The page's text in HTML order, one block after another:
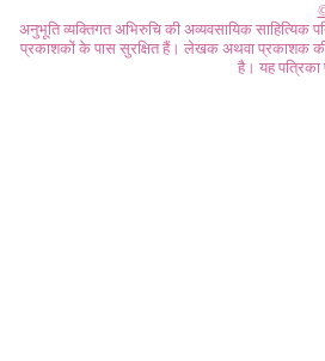
अनुभूति व्यक्तिगत अभिरुचि की अव्यवसायिक
प्रकाशकों के पास सुरक्षित हैं। लेखक अथवा प्रकाशक की
है। यह पत्रिका